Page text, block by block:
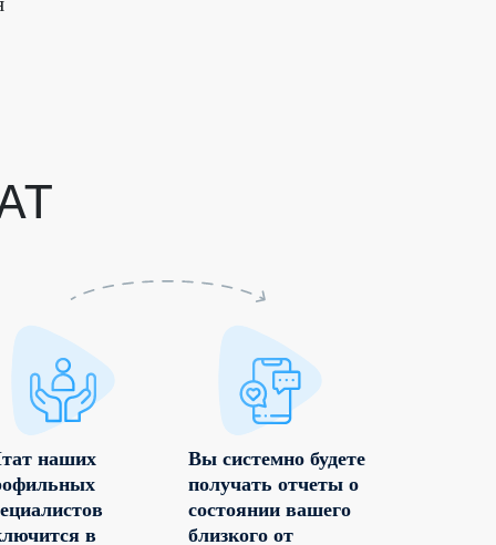
наших
в
Вы системно будете
получать отчеты о
состоянии вашего
близкого от